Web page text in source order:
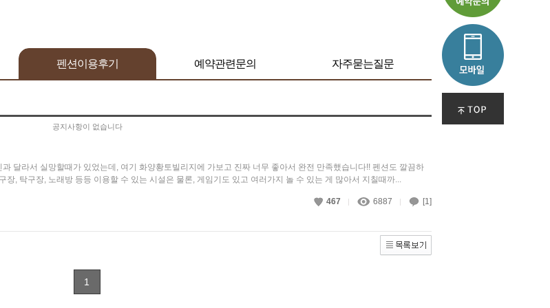
펜션이용후기 예약관련문의 자주묻는질문
공지사항이 없습니다
달라서 실망할때가 있었는데, 여기 화양황토빌리지에 가보고 진짜 너무 좋아서 완전 만족했습니다!! 펜션도 깔끔하
장, 탁구장, 노래방 등등 이용할 수 있는 시설은 물론, 게임기도 있고 여러가지 놀 수 있는 게 많아서 지칠때까...
467 | 6887 | [1]
1